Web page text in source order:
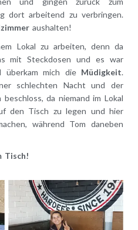
dort arbeitend zu verbringen.
aushalten!
Lokal zu arbeiten, denn da
mit Steckdosen und es war
überkam mich die Müdigkeit.
schlechten Nacht und der
beschloss, da niemand im Lokal
den Tisch zu legen und hier
während Tom daneben
Tisch!